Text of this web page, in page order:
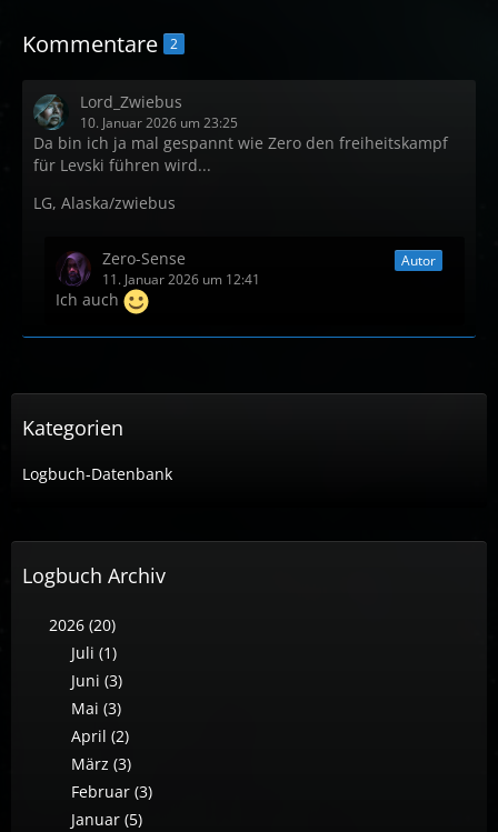
Kommentare 2
Lord_Zwiebus
10. Januar 2026 um 23:25
Da bin ich ja mal gespannt wie Zero den freiheitskampf
für Levski führen wird...
LG, Alaska/zwiebus
Zero-Sense
11. Januar 2026 um 12:41
Autor
Ich auch
Kategorien
Logbuch-Datenbank
Logbuch Archiv
2026 (20)
Juli (1)
Juni (3)
Mai (3)
April (2)
März (3)
Februar (3)
Januar (5)